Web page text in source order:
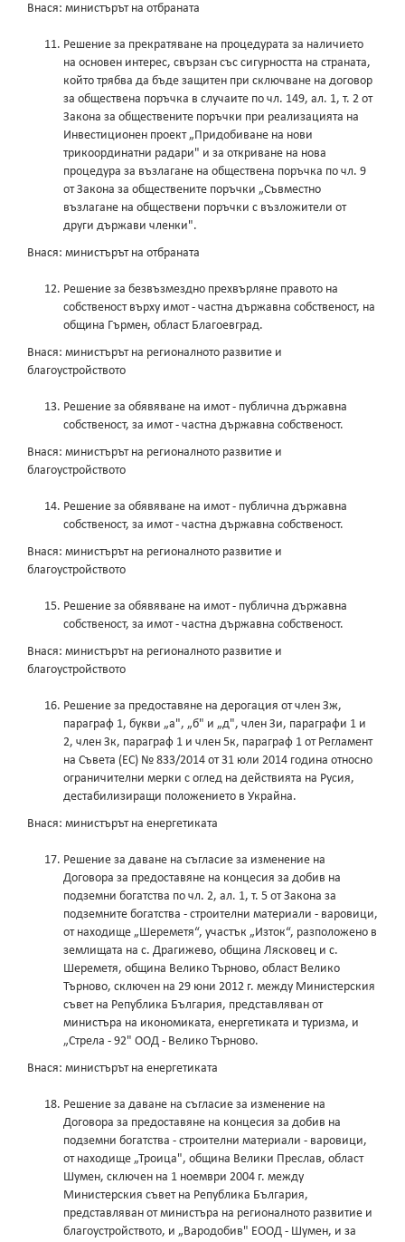
Внася: министърът на отбраната
Решение за прекратяване на процедурата за наличието
на основен интерес, свързан със сигурността на страната,
който трябва да бъде защитен при сключване на договор
за обществена поръчка в случаите по чл. 149, ал. 1, т. 2 от
Закона за обществените поръчки при реализацията на
Инвестиционен проект „Придобиване на нови
трикоординатни радари" и за откриване на нова
процедура за възлагане на обществена поръчка по чл. 9
от Закона за обществените поръчки „Съвместно
възлагане на обществени поръчки с възложители от
други държави членки".
Внася: министърът на отбраната
Решение за безвъзмездно прехвърляне правото на
собственост върху имот - частна държавна собственост, на
община Гърмен, област Благоевград.
Внася: министърът на регионалното развитие и
благоустройството
Решение за обявяване на имот - публична държавна
собственост, за имот - частна държавна собственост.
Внася: министърът на регионалното развитие и
благоустройството
Решение за обявяване на имот - публична държавна
собственост, за имот - частна държавна собственост.
Внася: министърът на регионалното развитие и
благоустройството
Решение за обявяване на имот - публична държавна
собственост, за имот - частна държавна собственост.
Внася: министърът на регионалното развитие и
благоустройството
Решение за предоставяне на дерогация от член Зж,
параграф 1, букви „а", „б" и „д", член Зи, параграфи 1 и
2, член Зк, параграф 1 и член 5к, параграф 1 от Регламент
на Съвета (ЕС) № 833/2014 от 31 юли 2014 година относно
ограничителни мерки с оглед на действията на Русия,
дестабилизиращи положението в Украйна.
Внася: министърът на енергетиката
Решение за даване на съгласие за изменение на
Договора за предоставяне на концесия за добив на
подземни богатства по чл. 2, ал. 1, т. 5 от Закона за
подземните богатства - строителни материали - варовици,
от находище „Шереметя“, участък „Изток“, разположено в
землищата на с. Драгижево, община Лясковец и с.
Шереметя, община Велико Търново, област Велико
Търново, сключен на 29 юни 2012 г. между Министерския
съвет на Република България, представляван от
министъра на икономиката, енергетиката и туризма, и
„Стрела - 92" ООД - Велико Търново.
Внася: министърът на енергетиката
Решение за даване на съгласие за изменение на
Договора за предоставяне на концесия за добив на
подземни богатства - строителни материали - варовици,
от находище „Троица", община Велики Преслав, област
Шумен, сключен на 1 ноември 2004 г. между
Министерския съвет на Република България,
представляван от министъра на регионалното развитие и
благоустройството, и „Вародобив" ЕООД - Шумен, и за